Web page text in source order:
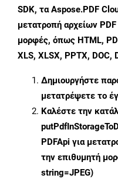
SDK, τα Aspose.PDF
μετατροπή αρχείων
μορφές, όπως HTML,
XLS, XLSX, PPTX, DOC,
Δημιουργήστε
μετατρέψετε το
Καλέστε την
PDFApi για
την επιθυμητή
string=JPEG)